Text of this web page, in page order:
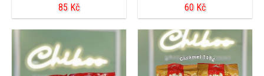
85 Kč 60 Kč